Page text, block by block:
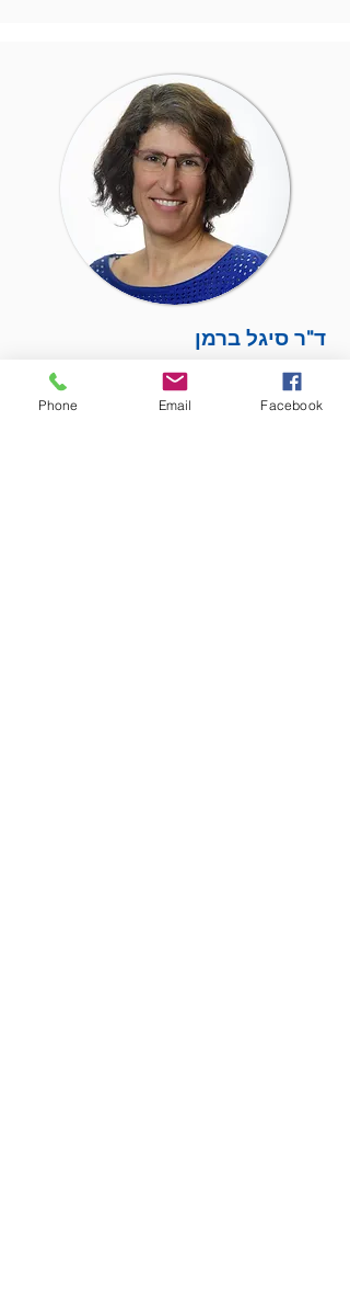
ד"ר סיגל ברמן
דוקטורט, הנדסת תעשייה, אוניברסיטת בן-גוריון בנגב,
תחום התזה: רובוטים ניידים. M.c., הנדסת אלקטרוניקה,
אוניברסיטת בן-גוריון בנגב, מקצוע תזה: עיבוד אותות.
Phone Email Facebook